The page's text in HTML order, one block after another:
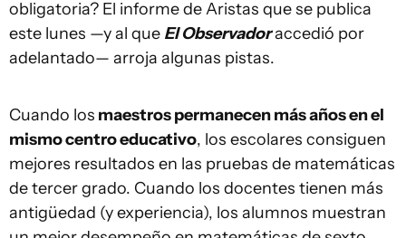
obligatoria? El informe de Aristas que se publica
este lunes —y al que El Observadoraccedió por
adelantado— arroja algunas pistas.
Cuando los maestros permanecen más años en el
mismo centro educativo, los escolares consiguen
mejores resultados en las pruebas de matemáticas
de tercer grado. Cuando los docentes tienen más
antigüedad (y experiencia), los alumnos muestran